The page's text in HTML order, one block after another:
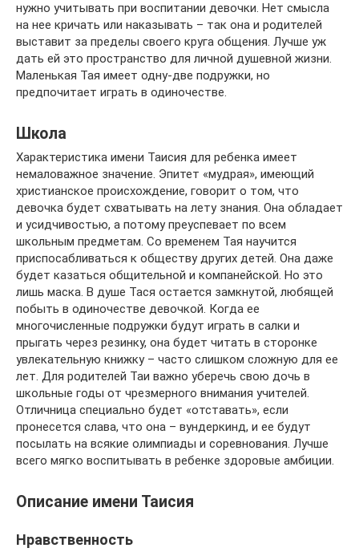
нужно учитывать при воспитании девочки. Нет смысла
на нее кричать или наказывать – так она и родителей
выставит за пределы своего круга общения. Лучше уж
дать ей это пространство для личной душевной жизни.
Маленькая Тая имеет одну-две подружки, но
предпочитает играть в одиночестве.
Школа
Характеристика имени Таисия для ребенка имеет
немаловажное значение. Эпитет «мудрая», имеющий
христианское происхождение, говорит о том, что
девочка будет схватывать на лету знания. Она обладает
и усидчивостью, а потому преуспевает по всем
школьным предметам. Со временем Тая научится
приспосабливаться к обществу других детей. Она даже
будет казаться общительной и компанейской. Но это
лишь маска. В душе Тася остается замкнутой, любящей
побыть в одиночестве девочкой. Когда ее
многочисленные подружки будут играть в салки и
прыгать через резинку, она будет читать в сторонке
увлекательную книжку – часто слишком сложную для ее
лет. Для родителей Таи важно уберечь свою дочь в
школьные годы от чрезмерного внимания учителей.
Отличница специально будет «отставать», если
пронесется слава, что она – вундеркинд, и ее будут
посылать на всякие олимпиады и соревнования. Лучше
всего мягко воспитывать в ребенке здоровые амбиции.
Описание имени Таисия
Нравственность